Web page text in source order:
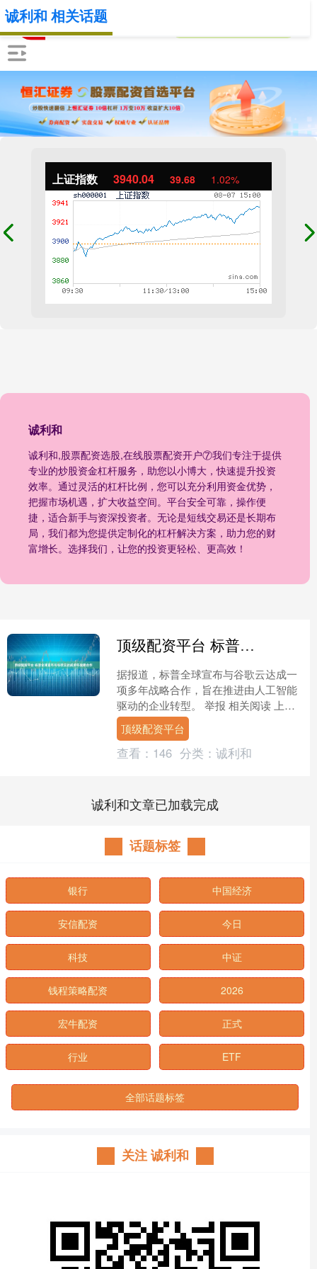
上证指数 3940.04 39.68 1.02%
诚利和
诚利和,股票配资选股,在线股票配资开户⑦我们专注于提供
专业的炒股资金杠杆服务，助您以小博大，快速提升投资
效率。通过灵活的杠杆比例，您可以充分利用资金优势，
把握市场机遇，扩大收益空间。平台安全可靠，操作便
捷，适合新手与资深投资者。无论是短线交易还是长期布
局，我们都为您提供定制化的杠杆解决方案，助力您的财
富增长。选择我们，让您的投资更轻松、更高效！
诚利和 相关话题
顶级配资平台 标普全球宣布与谷歌云达成多年战略合作
据报道，标普全球宣布与谷歌云达成一
项多年战略合作，旨在推进由人工智能
驱动的企业转型。 举报 相关阅读 上海
市新增3款已完成登记的生成式人工智能
服务 上海市新增3....
顶级配资平台
查看： 146 分类： 诚利和
诚利和文章已加载完成
话题标签
银行 中国经济
安信配资 今日
科技 中证
钱程策略配资 2026
宏牛配资 正式
行业 ETF
全部话题标签
关注 诚利和